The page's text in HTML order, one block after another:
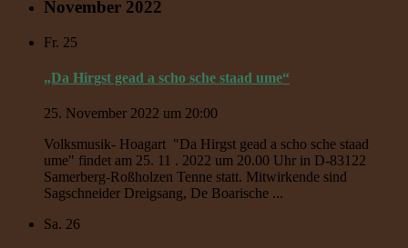
November 2022
Fr. 25
„Da Hirgst gead a scho sche staad ume“
25. November 2022 um 20:00
Volksmusik- Hoagart "Da Hirgst gead a scho sche staad
ume" findet am 25. 11 . 2022 um 20.00 Uhr in D-83122
Samerberg-Roßholzen Tenne statt. Mitwirkende sind
Sagschneider Dreigsang, De Boarische ...
Sa. 26